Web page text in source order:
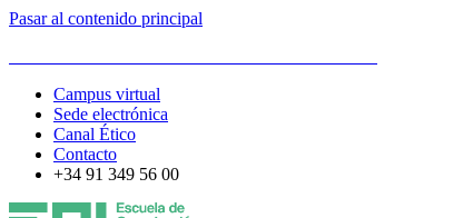
Pasar al contenido principal
Campus virtual
Sede electrónica
Canal Ético
Contacto
+34 91 349 56 00